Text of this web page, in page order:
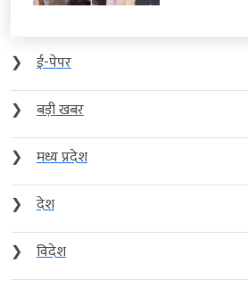
❯
ई-पेपर
❯
बड़ी खबर
❯
मध्य प्रदेश
❯
देश
❯
विदेश